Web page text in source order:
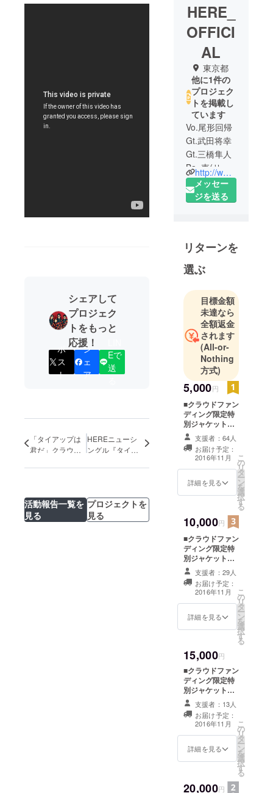
シェアして
プロジェク
トをもっと
応援！
ポ
ス
ト
シ
ェ
ア
Eで
送
「タイアップは
君だ」クラウド
限定版ジャケッ
HEREニューシ
ングル『タイ
PVがとうとう完
活動報告一覧を
見る
プロジェクトを
見る
HERE_
OFFICI
AL
東京都
他に1件の
プロジェク
トを掲載し
ています
Vo.尾形回帰
Gt.武田将幸
Gt.三橋隼人
Ba. 壱(サ
ポート)Dr.
ユージ・レ
によって構
成される
ロックバン
ド。
2008年、活
動開始。
過剰なまで
のハイテン
ションなラ
イブが話
題。
強要にも近
いオーディ
エンスとの
コール＆レ
ステージ上
に動き回る
アクショ
ン、
80年代の
ローリング
ストーンズ
や忌野清志
させる
ファッショ
ンやメイク
が特徴の
GLAMOROU
S POPバン
ド
音楽性は王
幅広い。
http://www.here-web.com/
メッセー
ジを送る
リターンを
選ぶ
目標金額
未達なら
全額返金
されます
(All-or-
Nothing
方式)
5,000円
■クラウドファン
ディング限定特
別ジャケット仕
様「タイアップ
は君だ」 ■CD
ブックレット内
にあなたのお名
前をクレジット
支援者：64人
お届け予定：
2016年11月
詳細を見る
こ
の
リ
タ
ー
ン
を
選
択
す
る
10,000円
■クラウドファン
ディング限定特
別ジャケット仕
様「タイアップ
は君だ」 ■CD
ブックレット内
にあなたのお名
前をクレジット
■PV撮影中のNG
支援者：29人
お届け予定：
2016年11月
詳細を見る
こ
の
リ
タ
ー
ン
を
選
択
す
る
15,000円
■クラウドファン
ディング限定特
別ジャケット仕
様「タイアップ
は君だ」 ■CD
ブックレット内
にあなたのお名
前をクレジット
■PV撮影中のNG
メンバーサイン
支援者：13人
お届け予定：
2016年11月
詳細を見る
こ
の
リ
タ
ー
ン
を
選
択
す
る
20,000円